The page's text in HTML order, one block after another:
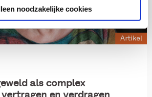
noodzakelijke cookies
Artikel
als complex
en verdragen